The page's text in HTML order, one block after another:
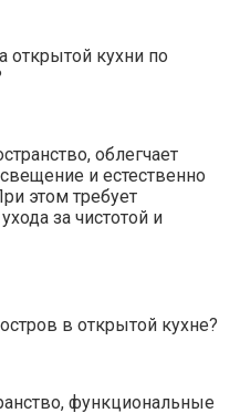
открытой кухни по
облегчает
и естественно
этом требует
за чистотой и
в открытой кухне?
функциональные